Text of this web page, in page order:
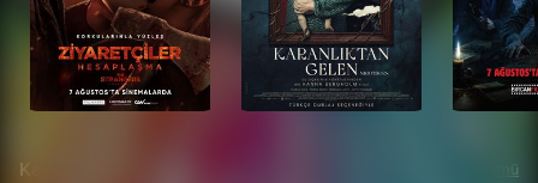
Kampanyalar Tümü